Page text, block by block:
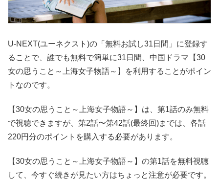
U-NEXT(ユーネクスト)の「無料お試し31日間」に登録す
ることで、誰でも無料で簡単に31日間、中国ドラマ【30
女の思うこと～上海女子物語～】を利用することがポイン
トなのです。
【30女の思うこと～上海女子物語～】は、第1話のみ無料
で視聴できますが、第2話〜第42話(最終回)までは、各話
220円分のポイントを購入する必要があります。
【30女の思うこと～上海女子物語～】の第1話を無料視聴
して、今すぐ続きが見たい方はちょっと注意が必要です。